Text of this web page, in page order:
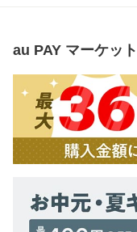
au PAY マーケット